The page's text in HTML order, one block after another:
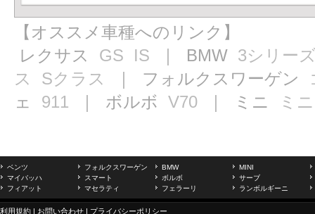
【オススメ車種へのリンク】
レクサス GS IS ｜ BMW 3シリー
ス
Sクラス ｜ フォルクスワーゲン
ェ 911 ｜ ボルボ V70 ｜ ミニ ミニ
ベンツ フォルクスワーゲン BMW
MINI
マイバッハ
スマート ボルボ
サーブ
フィアット
マセラティ フェラーリ ランボルギーニ
利用規約 | お問い合わせ | プライバシーポリシー